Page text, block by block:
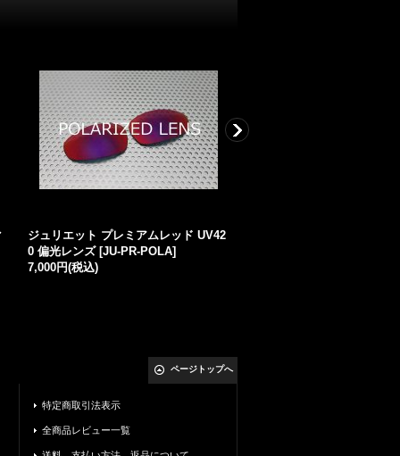
ジュリエット プレミアムレッド UV42
0 偏光レンズ [JU-PR-POLA]
7,000円(税込)
ページトップへ
特定商取引法表示
全商品レビュー一覧